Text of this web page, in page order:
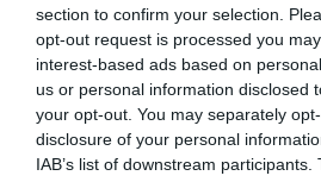
section to confirm your selection.
opt-out request is processed you
interest-based ads based on
us or personal information disclosed
your opt-out. You may separately
disclosure of your personal
IAB’s list of downstream
Με στόχο τη συνεχή και
τοπικών κοινωνιών και
από τις καταστροφικές
του 2023 στην Περιφερειακή
σήμερα, Πέμπτη 6 Αυγ...
18:33 | 06 Αυγούστου 2026